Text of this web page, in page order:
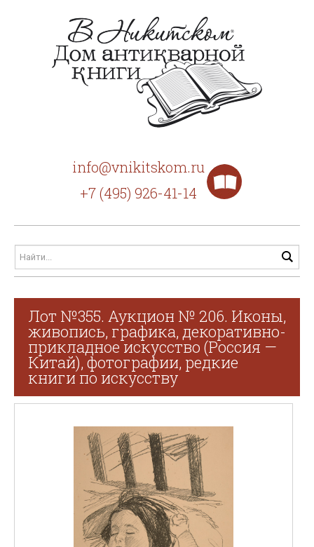
info@vnikitskom.ru
+7 (495) 926-41-14
Лот №355. Аукцион № 206. Иконы,
живопись, графика, декоративно-
прикладное искусство (Россия —
Китай), фотографии, редкие
книги по искусству